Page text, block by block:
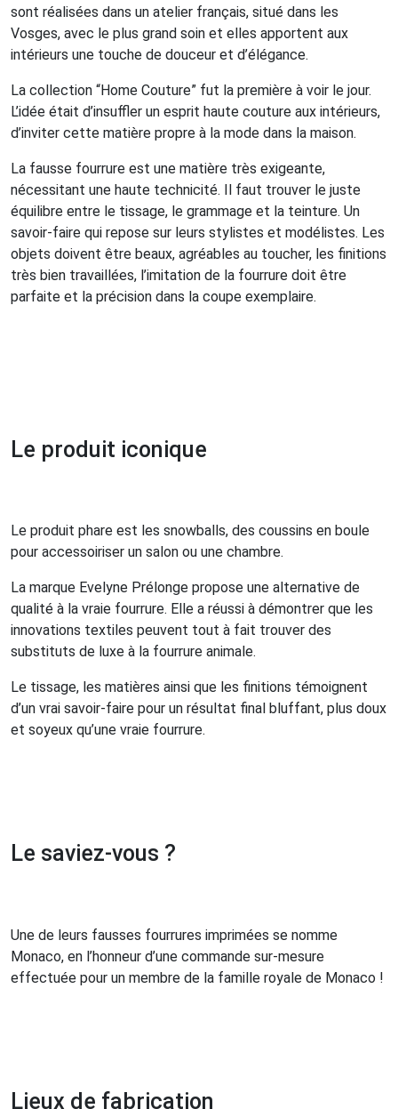
sont réalisées dans un atelier français, situé dans les
Vosges, avec le plus grand soin et elles apportent aux
intérieurs une touche de douceur et d’élégance.
La collection “Home Couture” fut la première à voir le jour.
L’idée était d’insuffler un esprit haute couture aux intérieurs,
d’inviter cette matière propre à la mode dans la maison.
La fausse fourrure est une matière très exigeante,
nécessitant une haute technicité. Il faut trouver le juste
équilibre entre le tissage, le grammage et la teinture. Un
savoir-faire qui repose sur leurs stylistes et modélistes. Les
objets doivent être beaux, agréables au toucher, les finitions
très bien travaillées, l’imitation de la fourrure doit être
parfaite et la précision dans la coupe exemplaire.
Le produit iconique
Le produit phare est les snowballs, des coussins en boule
pour accessoiriser un salon ou une chambre.
La marque Evelyne Prélonge propose une alternative de
qualité à la vraie fourrure. Elle a réussi à démontrer que les
innovations textiles peuvent tout à fait trouver des
substituts de luxe à la fourrure animale.
Le tissage, les matières ainsi que les finitions témoignent
d’un vrai savoir-faire pour un résultat final bluffant, plus doux
et soyeux qu’une vraie fourrure.
Le saviez-vous ?
Une de leurs fausses fourrures imprimées se nomme
Monaco, en l’honneur d’une commande sur-mesure
effectuée pour un membre de la famille royale de Monaco !
Lieux de fabrication